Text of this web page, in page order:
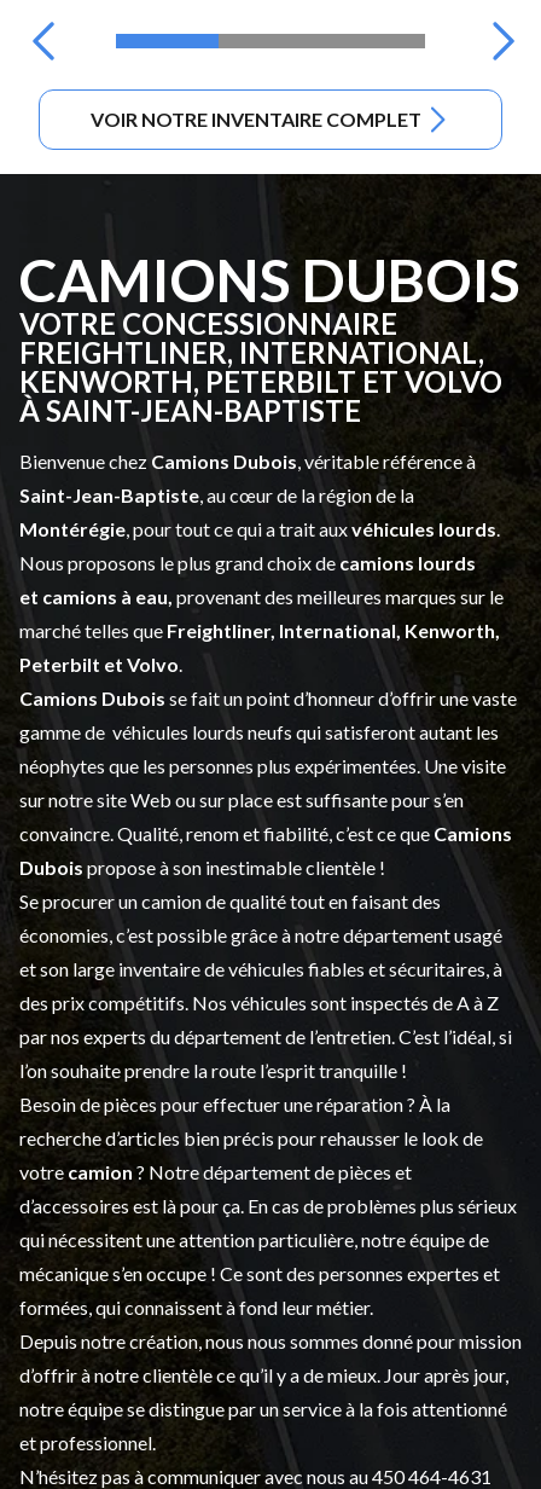
VOIR NOTRE INVENTAIRE COMPLET
CAMIONS DUBOIS
VOTRE CONCESSIONNAIRE
FREIGHTLINER, INTERNATIONAL,
KENWORTH, PETERBILT ET VOLVO
À SAINT-JEAN-BAPTISTE
Bienvenue chez Camions Dubois , véritable référence à
Saint-Jean-Baptiste , au cœur de la région de la
Montérégie , pour tout ce qui a trait auxvéhicules lourds
Nous proposons le plus grand choix de camions lourds
et camions à eau, provenant des meilleures marques sur le
marché telles que Freightliner, International, Kenworth,
Peterbilt et Volvo
Camions Dubois se fait un point d’honneur d’offrir une vaste
gamme de véhicules lourds neufs qui satisferont autant les
néophytes que les personnes plus expérimentées. Une visite
sur notre site Web ou sur place est suffisante pour s’en
convaincre. Qualité, renom et fiabilité, c’est ce que Camions
Dubois propose à son inestimable clientèle !
Se procurer un camion de qualité tout en faisant des
économies, c’est possible grâce à notredépartement usagé
et son large inventaire de véhicules fiables et sécuritaires, à
des prix compétitifs. Nos véhicules sont inspectés de A à Z
par nos experts du département de l’entretien . C’est l’idéal, si
l’on souhaite prendre la route l’esprit tranquille !
Besoin de pièces pour effectuer une réparation ? À la
recherche d’articles bien précis pour rehausser le look de
votre camion ? Notre département depièces et
d’accessoiresest là pour ça. En cas de problèmes plus sérieux
qui nécessitent une attention particulière, notre équipe de
mécanique s’en occupe ! Ce sont des personnes expertes et
formées, qui connaissent à fond leur métier.
Depuis notre création, nous nous sommes donné pour mission
d’offrir à notre clientèle ce qu’il y a de mieux. Jour après jour,
notre équipe se distingue par un service à la fois attentionné
et professionnel.
N’hésitez pas à communiquer avec nous au450 464-4631